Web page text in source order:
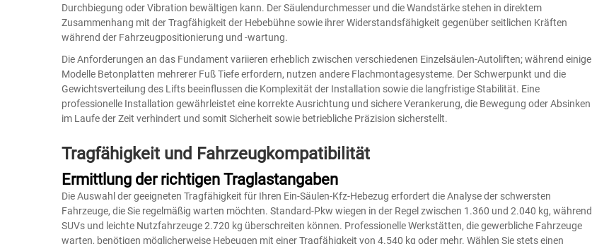
Durchbiegung oder Vibration bewältigen kann. Der Säulendurchmesser und die Wandstärke stehen in direktem
Zusammenhang mit der Tragfähigkeit der Hebebühne sowie ihrer Widerstandsfähigkeit gegenüber seitlichen Kräften
während der Fahrzeugpositionierung und -wartung.
Die Anforderungen an das Fundament variieren erheblich zwischen verschiedenen Einzelsäulen-Autoliften; während einige
Modelle Betonplatten mehrerer Fuß Tiefe erfordern, nutzen andere Flachmontagesysteme. Der Schwerpunkt und die
Gewichtsverteilung des Lifts beeinflussen die Komplexität der Installation sowie die langfristige Stabilität. Eine
professionelle Installation gewährleistet eine korrekte Ausrichtung und sichere Verankerung, die Bewegung oder Absinken
im Laufe der Zeit verhindert und somit Sicherheit sowie betriebliche Präzision sicherstellt.
Tragfähigkeit und Fahrzeugkompatibilität
Ermittlung der richtigen Traglastangaben
Die Auswahl der geeigneten Tragfähigkeit für Ihren Ein-Säulen-Kfz-Hebezug erfordert die Analyse der schwersten
Fahrzeuge, die Sie regelmäßig warten möchten. Standard-Pkw wiegen in der Regel zwischen 1.360 und 2.040 kg, während
SUVs und leichte Nutzfahrzeuge 2.720 kg überschreiten können. Professionelle Werkstätten, die gewerbliche Fahrzeuge
warten, benötigen möglicherweise Hebeugen mit einer Tragfähigkeit von 4.540 kg oder mehr. Wählen Sie stets einen